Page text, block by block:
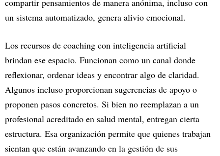
un sistema automatizado, genera alivio emocional.
Los recursos de coaching con inteligencia artificial
brindan ese espacio. Funcionan como un canal donde
reflexionar, ordenar ideas y encontrar algo de claridad.
Algunos incluso proporcionan sugerencias de apoyo o
proponen pasos concretos. Si bien no reemplazan a un
profesional acreditado en salud mental, entregan cierta
estructura. Esa organización permite que quienes trabajan
sientan que están avanzando en la gestión de sus